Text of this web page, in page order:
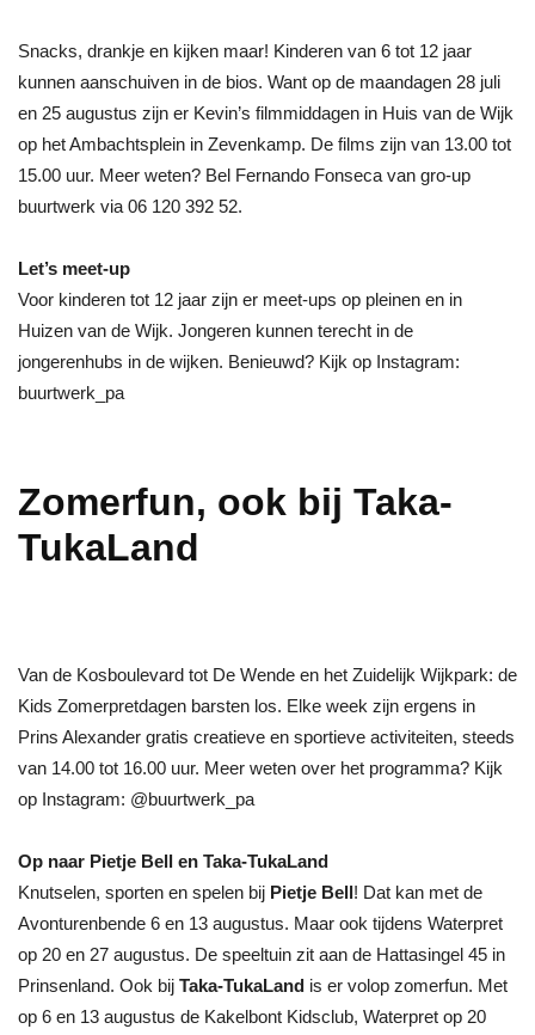
Snacks, drankje en kijken maar! Kinderen van 6 tot 12 jaar
kunnen aanschuiven in de bios. Want op de maandagen 28 juli
en 25 augustus zijn er Kevin’s filmmiddagen in Huis van de Wijk
op het Ambachtsplein in Zevenkamp. De films zijn van 13.00 tot
15.00 uur. Meer weten? Bel Fernando Fonseca van gro-up
buurtwerk via 06 120 392 52.
Let’s meet-up
Voor kinderen tot 12 jaar zijn er meet-ups op pleinen en in
Huizen van de Wijk. Jongeren kunnen terecht in de
jongerenhubs in de wijken. Benieuwd? Kijk op Instagram:
buurtwerk_pa
Zomerfun, ook bij Taka-
TukaLand
Van de Kosboulevard tot De Wende en het Zuidelijk Wijkpark: de
Kids Zomerpretdagen barsten los. Elke week zijn ergens in
Prins Alexander gratis creatieve en sportieve activiteiten, steeds
van 14.00 tot 16.00 uur. Meer weten over het programma? Kijk
op Instagram: @buurtwerk_pa
Op naar Pietje Bell en Taka-TukaLand
Knutselen, sporten en spelen bij Pietje Bell! Dat kan met de
Avonturenbende 6 en 13 augustus. Maar ook tijdens Waterpret
op 20 en 27 augustus. De speeltuin zit aan de Hattasingel 45 in
Prinsenland. Ook bij Taka-TukaLand is er volop zomerfun. Met
op 6 en 13 augustus de Kakelbont Kidsclub, Waterpret op 20